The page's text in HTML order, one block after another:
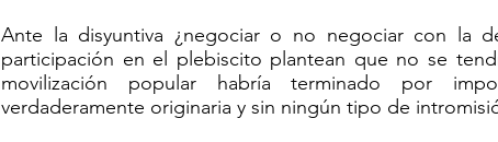
Ante la disyuntiva ¿negociar o no negociar con la
participación en el plebiscito plantean que no se
movilización popular habría terminado por
verdaderamente originaria y sin ningún tipo de